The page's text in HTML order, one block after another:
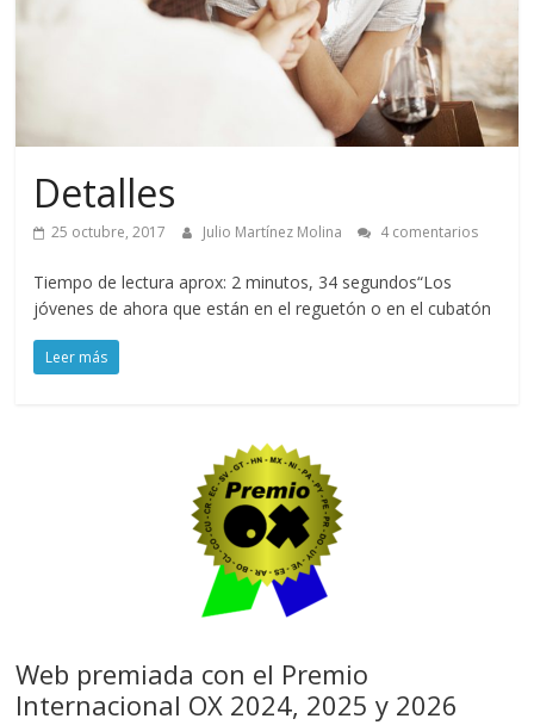
Detalles
25 octubre, 2017 Julio Martínez Molina 4 comentarios
Tiempo de lectura aprox: 2 minutos, 34 segundos“Los
jóvenes de ahora que están en el reguetón o en el cubatón
Leer más
Web premiada con el Premio
Internacional OX 2024, 2025 y 2026